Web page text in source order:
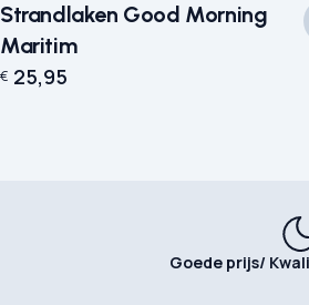
Strandlaken Good Morning
Maritim
€ 25,95
Goede prijs/